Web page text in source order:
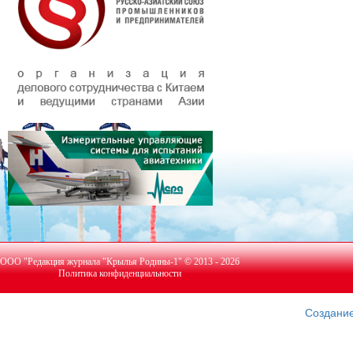
ООО "Редакция журнала "Крылья Родины-1" © 2013 - 2026
Политика конфиденциальности